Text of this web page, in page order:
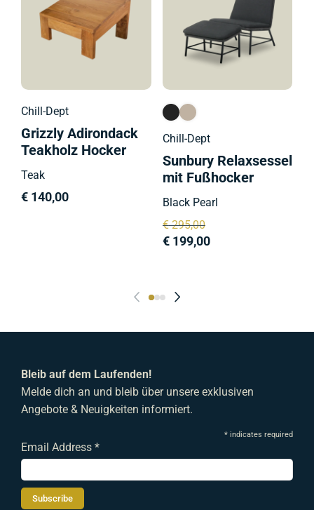
Chill-Dept
Grizzly Adirondack
Teakholz Hocker
Teak
€ 140,00
Chill-Dept
Sunbury Relaxsessel
mit Fußhocker
Black Pearl
€295,00
Ursprünglicher
Preis
€199,00
Aktueller
Preis
Bleib auf dem Laufenden!
Melde dich an und bleib über unsere exklusiven
Angebote & Neuigkeiten informiert.
*indicates required
Email Address*